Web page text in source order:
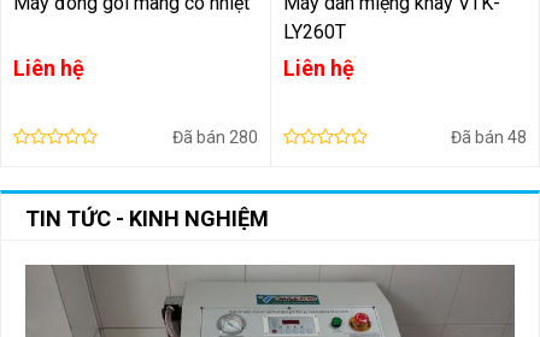
Liên hệ
Đã bán 280
LY260T
Liên hệ
Đã bán 48
TIN TỨC - KINH NGHIỆM